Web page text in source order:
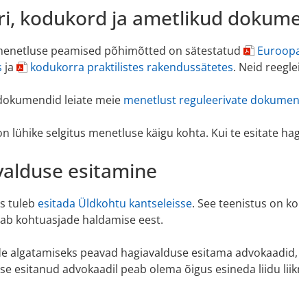
kodukord ja ametlikud
peamised põhimõtted on sätestatud
ja kodukorra praktilistes rakendussätetes. Neid
leiate meie menetlust reguleerivate
lühike selgitus menetluse käigu kohta. Kui te esitate
esitamine
tuleb esitada Üldkohtu kantseleisse. See teenistus on
kohtuasjade haldamise eest.
algatamiseks peavad hagiavalduse esitama
esitanud advokaadil peab olema õigus esineda liidu